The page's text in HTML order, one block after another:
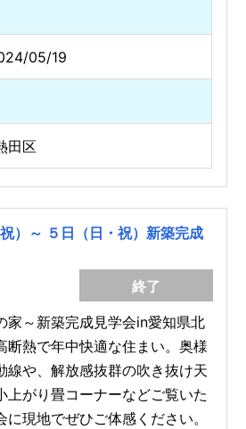
05/19
田区
）～ ５日（日・祝）新築完成
終了
家～新築完成見学会in愛知県北
断熱で年中快適な住まい。奥様
線や、解放感抜群の吹き抜け天
上がり畳コーナーなどご覧いた
現地でぜひご体感ください。